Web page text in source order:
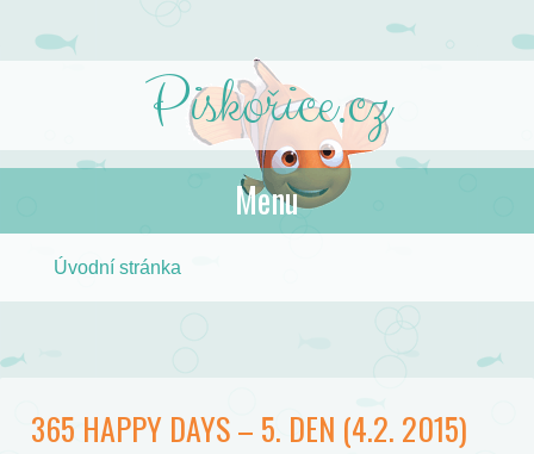
Piskořice.cz
Menu
Úvodní stránka
365 HAPPY DAYS – 5. DEN (4.2. 2015)